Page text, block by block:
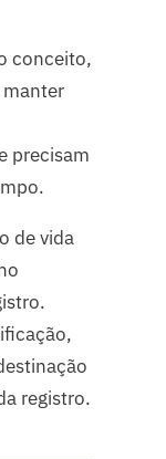
conceito,
precisam
de vida
registro.